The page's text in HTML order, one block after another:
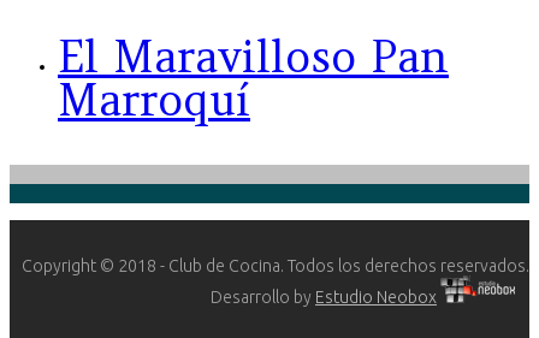
El Maravilloso Pan
Marroquí
Copyright © 2018 - Club de Cocina. Todos los derechos reservados.
Desarrollo by Estudio Neobox